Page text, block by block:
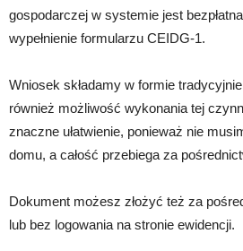
gospodarczej w systemie jest
wypełnienie formularzu CEIDG-1.
Wniosek składamy w formie
również możliwość wykonania tej
znaczne ułatwienie, ponieważ nie
domu, a całość przebiega za
Dokument możesz złożyć też za
lub bez logowania na stronie ewidencji.